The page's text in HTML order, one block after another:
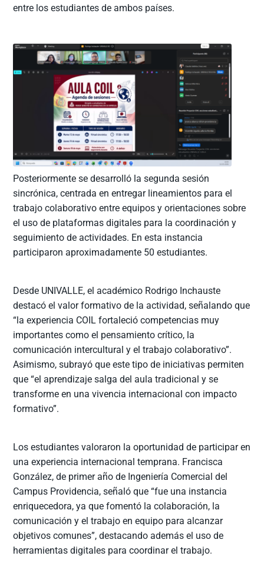
entre los estudiantes de ambos países.
Posteriormente se desarrolló la segunda sesión
sincrónica, centrada en entregar lineamientos para el
trabajo colaborativo entre equipos y orientaciones sobre
el uso de plataformas digitales para la coordinación y
seguimiento de actividades. En esta instancia
participaron aproximadamente 50 estudiantes.
Desde UNIVALLE, el académico Rodrigo Inchauste
destacó el valor formativo de la actividad, señalando que
“la experiencia COIL fortaleció competencias muy
importantes como el pensamiento crítico, la
comunicación intercultural y el trabajo colaborativo”.
Asimismo, subrayó que este tipo de iniciativas permiten
que “el aprendizaje salga del aula tradicional y se
transforme en una vivencia internacional con impacto
formativo”.
Los estudiantes valoraron la oportunidad de participar en
una experiencia internacional temprana. Francisca
González, de primer año de Ingeniería Comercial del
Campus Providencia, señaló que “fue una instancia
enriquecedora, ya que fomentó la colaboración, la
comunicación y el trabajo en equipo para alcanzar
objetivos comunes”, destacando además el uso de
herramientas digitales para coordinar el trabajo.